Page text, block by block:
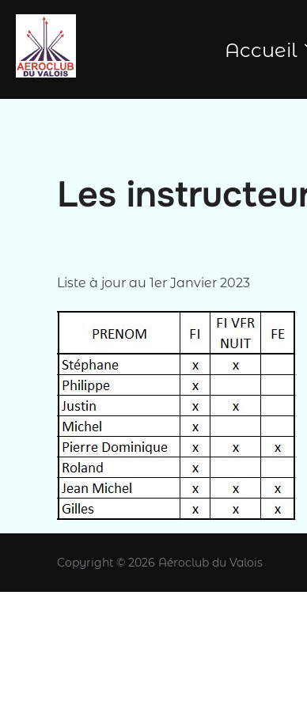
contenu
Accueil
Les
Liste à jour au 1er Janvier 2023
Copyright © 2026 Aéroclub du Valois